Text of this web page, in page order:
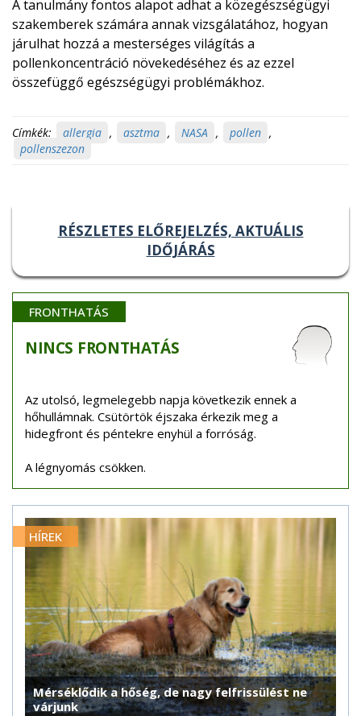
A tanulmány fontos alapot adhat a közegészségügyi
szakemberek számára annak vizsgálatához, hogyan
járulhat hozzá a mesterséges világítás a
pollenkoncentráció növekedéséhez és az ezzel
összefüggő egészségügyi problémákhoz.
Címkék: allergia , asztma , NASA , pollen ,
pollenszezon
RÉSZLETES ELŐREJELZÉS, AKTUÁLIS
IDŐJÁRÁS
FRONTHATÁS
NINCS FRONTHATÁS
Az utolsó, legmelegebb napja következik ennek a
hőhullámnak. Csütörtök éjszaka érkezik meg a
hidegfront és péntekre enyhül a forróság.
A légnyomás csökken.
HÍREK
Mérséklődik a hőség, de nagy felfrissülést ne
várjunk